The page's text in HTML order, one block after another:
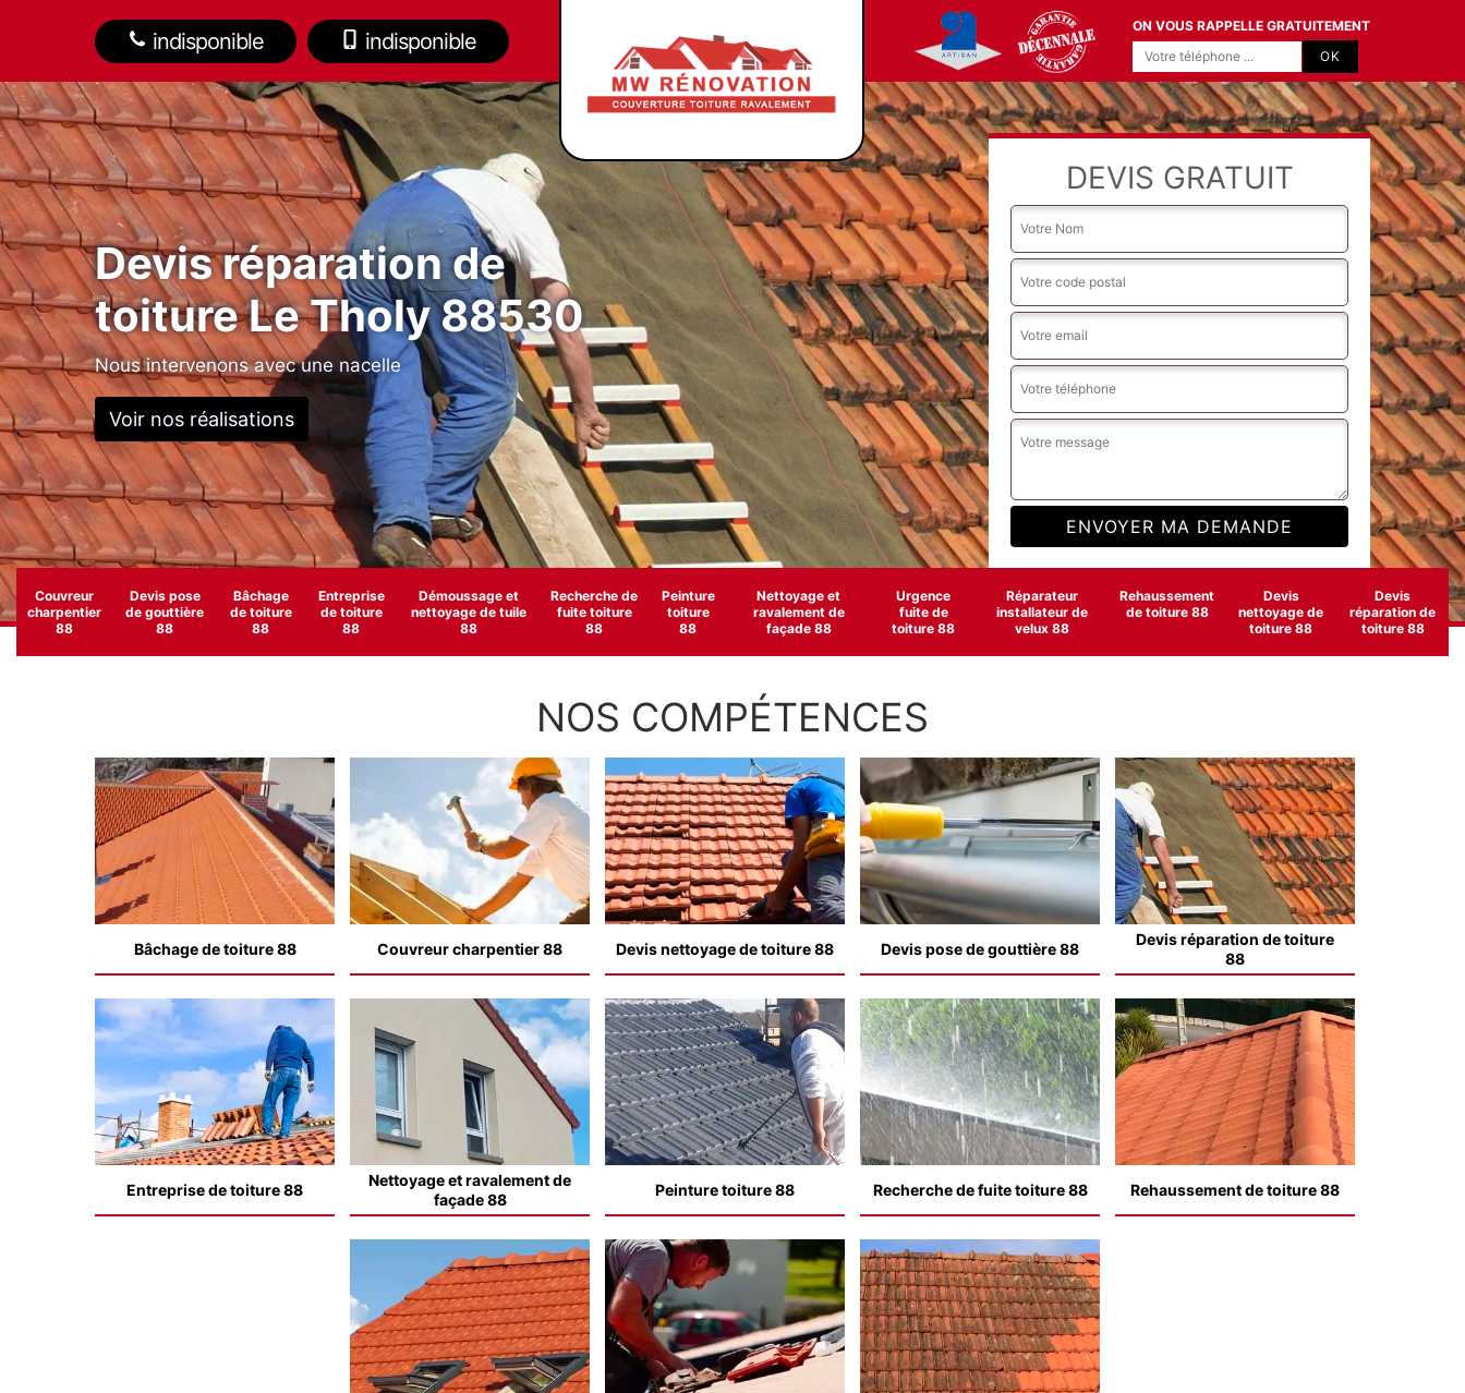
indisponible indisponible
ON VOUS RAPPELLE GRATUITEMENT
Devis réparation de
toiture Le Tholy 88530
Nous intervenons avec une nacelle
Voir nos réalisations
DEVIS GRATUIT
Couvreur
charpentier
88
Devis pose
de gouttière
88
Bâchage
de toiture
88
Entreprise
de toiture
88
Démoussage et
nettoyage de tuile
88
Recherche de
fuite toiture
88
Peinture
toiture
88
Nettoyage et
ravalement de
façade 88
Urgence
fuite de
toiture 88
Réparateur
installateur de
velux 88
Rehaussement
de toiture 88
Devis
nettoyage de
toiture 88
Devis
réparation de
toiture 88
NOS COMPÉTENCES
Bâchage de toiture 88 Couvreur charpentier 88 Devis nettoyage de toiture 88 Devis pose de gouttière 88
Devis réparation de toiture
88
Entreprise de toiture 88
Nettoyage et ravalement de
façade 88
Peinture toiture 88 Recherche de fuite toiture 88 Rehaussement de toiture 88